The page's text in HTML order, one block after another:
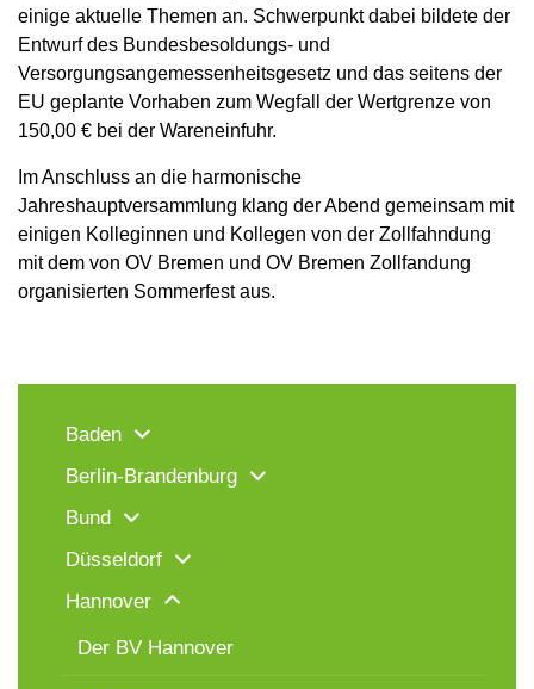
einige aktuelle Themen an. Schwerpunkt dabei bildete der
Entwurf des Bundesbesoldungs- und
Versorgungsangemessenheitsgesetz und das seitens der
EU geplante Vorhaben zum Wegfall der Wertgrenze von
150,00 € bei der Wareneinfuhr.
Im Anschluss an die harmonische
Jahreshauptversammlung klang der Abend gemeinsam mit
einigen Kolleginnen und Kollegen von der Zollfahndung
mit dem von OV Bremen und OV Bremen Zollfandung
organisierten Sommerfest aus.
Baden
Berlin-Brandenburg
Bund
Düsseldorf
Hannover
Der BV Hannover